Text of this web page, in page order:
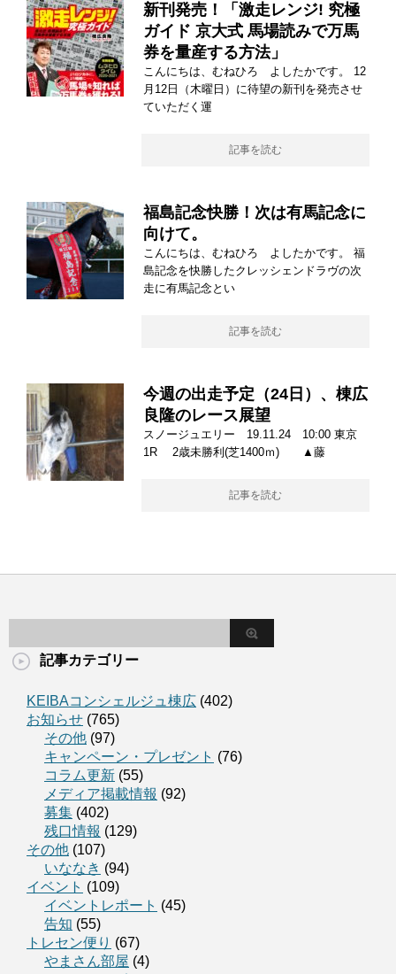
新刊発売！「激走レンジ! 究極
ガイド 京大式 馬場読みで万馬
券を量産する方法」
こんにちは、むねひろ よしたかです。 12
月12日（木曜日）に待望の新刊を発売させ
ていただく運
記事を読む
福島記念快勝！次は有馬記念に
向けて。
こんにちは、むねひろ よしたかです。 福
島記念を快勝したクレッシェンドラヴの次
走に有馬記念とい
記事を読む
今週の出走予定（24日）、棟広
良隆のレース展望
スノージュエリー 19.11.24 10:00 東京
1R 2歳未勝利(芝1400ｍ) ▲藤
記事を読む
記事カテゴリー
KEIBAコンシェルジュ棟広 (402)
お知らせ (765)
その他 (97)
キャンペーン・プレゼント (76)
コラム更新 (55)
メディア掲載情報 (92)
募集 (402)
残口情報 (129)
その他 (107)
いななき (94)
イベント (109)
イベントレポート (45)
告知 (55)
トレセン便り (67)
やまさん部屋 (4)